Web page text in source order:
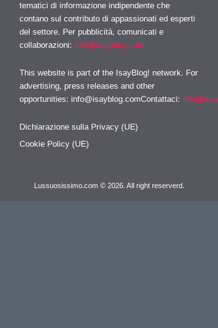
tematici di informazione indipendente che
contano sul contributo di appassionati ed esperti
del settore. Per pubblicità, comunicati e
collaborazioni: info@isayblog.com
This website is part of the IsayBlog! network. For
advertising, press releases and other
opportunities: info@isayblog.comContattaci:
Dichiarazione sulla Privacy (UE)
Cookie Policy (UE)
Lussuosissimo.com © 2026. All right reserverd.